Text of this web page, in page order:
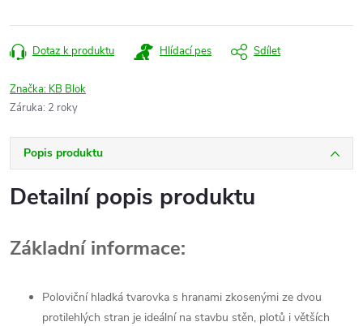
cena:
Dotaz k produktu Hlídací pes Sdílet
Značka: KB Blok
Záruka: 2 roky
Popis produktu
Detailní popis produktu
Základní informace:
Poloviční hladká tvarovka s hranami zkosenými ze dvou
protilehlých stran je ideální na stavbu stěn, plotů i větších